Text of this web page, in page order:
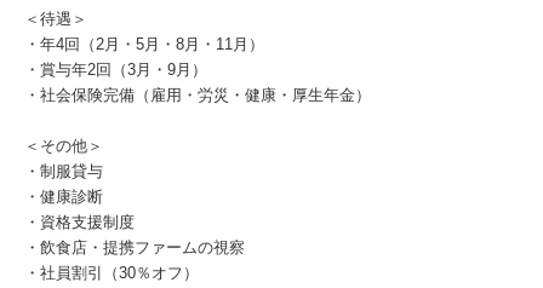
＜待遇＞
・年4回（2月・5月・8月・11月）
・賞与年2回（3月・9月）
・社会保険完備（雇用・労災・健康・厚生年金）
＜その他＞
・制服貸与
・健康診断
・資格支援制度
・飲食店・提携ファームの視察
・社員割引（30％オフ）